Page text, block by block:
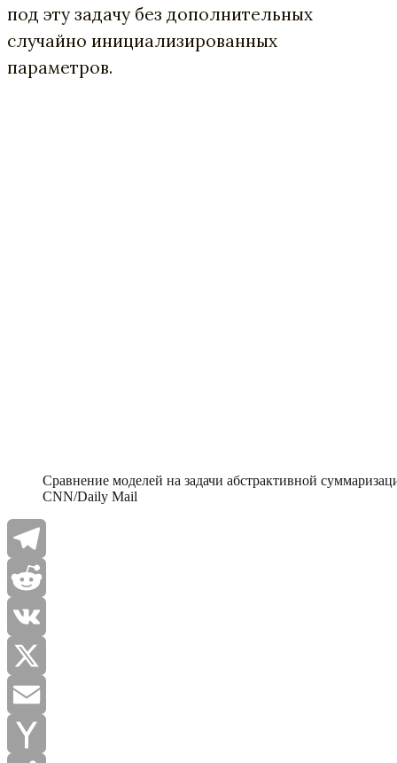
под эту задачу без дополнительных
случайно инициализированных
параметров.
Сравнение моделей на задачи абстрактивной
CNN/Daily Mail
Telegram
Reddit
VK
X
Email